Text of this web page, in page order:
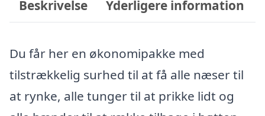
Beskrivelse Yderligere information
Du får her en økonomipakke med
tilstrækkelig surhed til at få alle næser til
at rynke, alle tunger til at prikke lidt og